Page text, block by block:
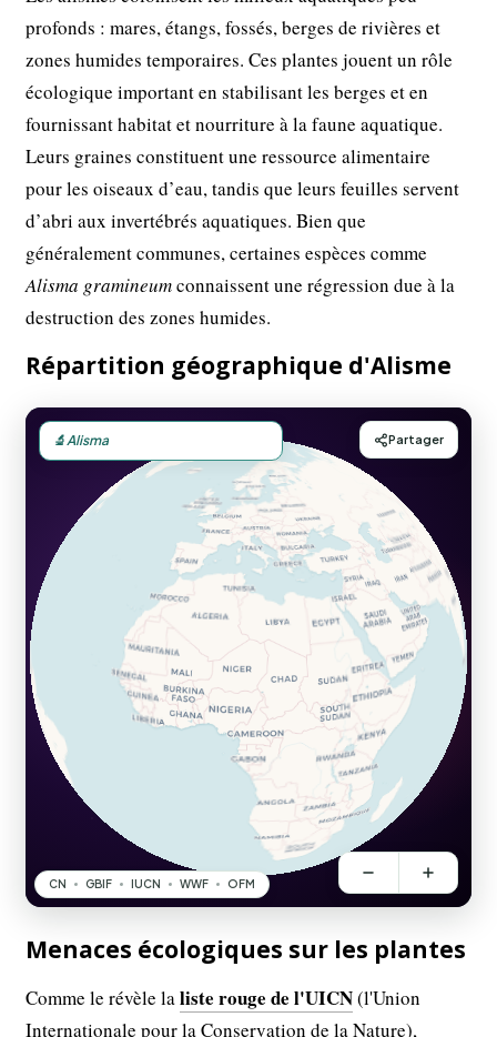
profonds : mares, étangs, fossés, berges de rivières et
zones humides temporaires. Ces plantes jouent un rôle
écologique important en stabilisant les berges et en
fournissant habitat et nourriture à la faune aquatique.
Leurs graines constituent une ressource alimentaire
pour les oiseaux d’eau, tandis que leurs feuilles servent
d’abri aux invertébrés aquatiques. Bien que
généralement communes, certaines espèces comme
Alisma gramineumconnaissent une régression due à la
destruction des zones humides.
Répartition géographique d'Alisme
Menaces écologiques sur les plantes
Comme le révèle laliste rouge de l'UICN(l'Union
Internationale pour la Conservation de la Nature),